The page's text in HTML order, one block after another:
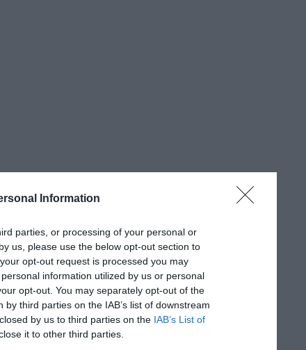
Information
parties, or processing of your personal or
us, please use the below opt-out section to
opt-out request is processed you may
information utilized by us or personal
opt-out. You may separately opt-out of the
third parties on the IAB’s list of downstream
by us to third parties on the IAB’s List of
it to other third parties.
Λατουσάκης, Νικόλας Ντούρος